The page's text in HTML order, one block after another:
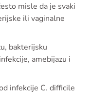
misle da je svaki
ili vaginalne
bakterijsku
amebijazu i
infekcije C. difficile